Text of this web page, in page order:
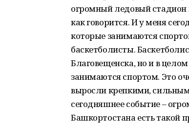
огромный ледовый стадион
как говорится. И у меня
которые занимаются
баскетболисты.
Благовещенска, но и в
занимаются спортом. Это
выросли крепкими,
сегодняшнее событие –
Башкортостана есть такой